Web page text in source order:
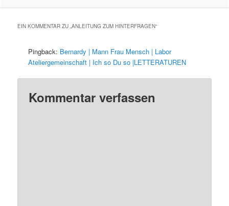
EIN KOMMENTAR ZU „ANLEITUNG ZUM HINTERFRAGEN“
Pingback: Bernardy | Mann Frau Mensch | Labor
Ateliergemeinschaft | Ich so Du so |LETTERATUREN
Kommentar verfassen